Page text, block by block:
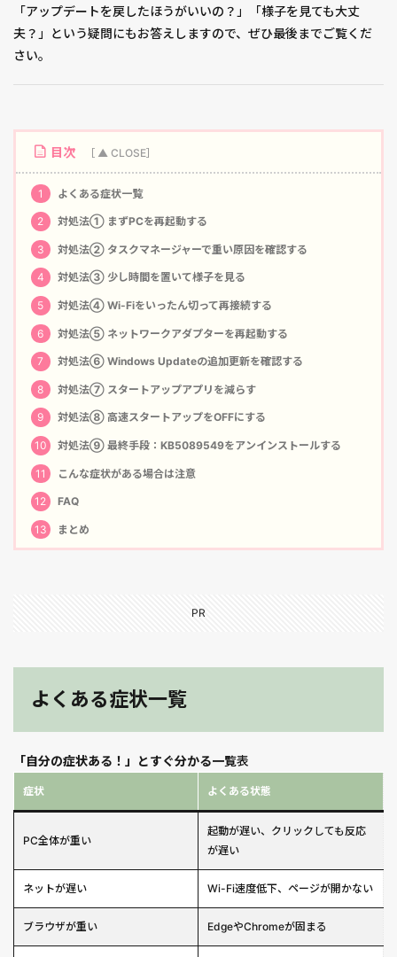
「アップデートを戻したほうがいいの？」「様子を見ても大丈
夫？」という疑問にもお答えしますので、ぜひ最後までご覧くだ
さい。
目次
1 よくある症状一覧
2 対処法① まずPCを再起動する
3 対処法② タスクマネージャーで重い原因を確認する
4 対処法③ 少し時間を置いて様子を見る
5 対処法④ Wi-Fiをいったん切って再接続する
6 対処法⑤ ネットワークアダプターを再起動する
7 対処法⑥ Windows Updateの追加更新を確認する
8 対処法⑦ スタートアップアプリを減らす
9 対処法⑧ 高速スタートアップをOFFにする
10 対処法⑨ 最終手段：KB5089549をアンインストールする
11 こんな症状がある場合は注意
12 FAQ
13 まとめ
PR
よくある症状一覧
「自分の症状ある！」とすぐ分かる一覧表
症状 よくある状態
PC全体が重い
起動が遅い、クリックしても反応
が遅い
ネットが遅い Wi-Fi速度低下、ページが開かない
ブラウザが重い EdgeやChromeが固まる